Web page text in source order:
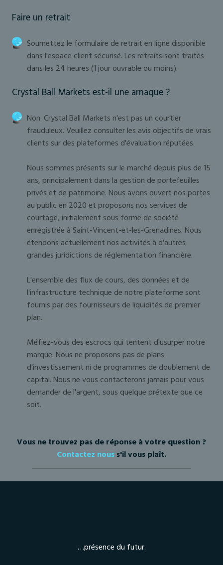
Faire un retrait
Soumettez le formulaire de retrait en ligne disponible
dans l'espace client sécurisé. Les retraits sont traités
dans les 24 heures (1 jour ouvrable ou moins).
Crystal Ball Markets est-il une arnaque ?
Non. Crystal Ball Markets n'est pas un courtier
frauduleux. Veuillez consulter les avis objectifs de vrais
clients sur des plateformes d'évaluation réputées.
Nous sommes présents sur le marché depuis plus de 15
ans, principalement dans la gestion de portefeuilles
privés et de patrimoine. Nous avons ouvert nos portes
au public en 2020 et proposons nos services de
courtage, initialement sous forme de société
enregistrée à Saint-Vincent-et-les-Grenadines. Nous
étendons actuellement nos activités à d'autres
grandes juridictions de réglementation financière.
L'ensemble des flux de cours, des données et de
l'infrastructure technique de notre plateforme sont
fournis par des fournisseurs de liquidités de premier
plan.
Méfiez-vous des escrocs qui tentent d'usurper notre
marque. Nous ne proposons pas de plans
d'investissement ni de programmes de doublement de
capital. Nous ne vous contacterons jamais pour vous
demander de l'argent, sous quelque prétexte que ce
soit.
Vous ne trouvez pas de réponse à votre question ?
Contactez nous s'il vous plaît.
…présence du futur.